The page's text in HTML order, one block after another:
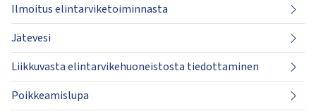
Ilmoitus elintarviketoiminnasta
Jätevesi
Liikkuvasta elintarvikehuoneistosta tiedottaminen
Poikkeamislupa